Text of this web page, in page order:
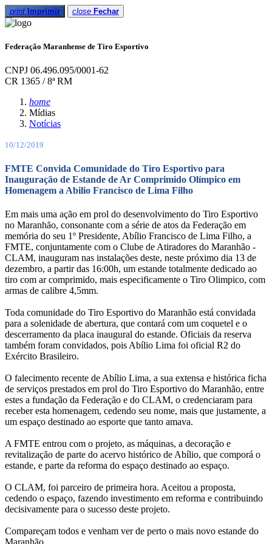
print Imprimir close Fechar
Federação Maranhense de Tiro Esportivo
CNPJ 06.496.095/0001-62
CR 1365 / 8ª RM
home
Mídias
Notícias
10/12/2019
FMTE Convida Comunidade do Tiro Esportivo para
Inauguração de Estande de Ar Comprimido Olímpico em
Homenagem a Abilio Francisco de Lima Filho
Em mais uma ação em prol do desenvolvimento do Tiro Esportivo
no Maranhão, consonante com a série de atos da Federação em
memória do seu 1º Presidente, Abílio Francisco de Lima Filho, a
FMTE, conjuntamente com o Clube de Atiradores do Maranhão -
CLAM, inauguram nas instalações deste, neste próximo dia 13 de
dezembro, a partir das 16:00h, um estande totalmente dedicado ao
tiro com ar comprimido, mais especificamente o Tiro Olimpico, com
armas de calibre 4,5mm.
Toda comunidade do Tiro Esportivo do Maranhão está convidada
para a solenidade de abertura, que contará com um coquetel e o
descerramento da placa inaugural do estande. Oficiais da reserva
também foram convidados, pois Abílio Lima foi oficial R2 do
Exército Brasileiro.
O falecimento recente de Abílio Lima, a sua extensa e histórica ficha
de serviços prestados em prol do Tiro Esportivo do Maranhão, entre
estes a fundação da Federação e do CLAM, o credenciaram para
receber esta homenagem, cedendo seu nome, mais que justamente, a
um espaço destinado ao esporte que tanto amava.
A FMTE entrou com o projeto, as máquinas, a decoração e
revitalização de parte do acervo histórico de Abílio, que comporá o
estande, e parte da reforma do espaço destinado ao espaço.
O CLAM, foi parceiro de primeira hora. Aceitou a proposta,
cedendo o espaço, fazendo investimento em reforma e contribuindo
decisivamente para o sucesso deste projeto.
Compareçam todos e venham ver de perto o mais novo estande do
Maranhão.